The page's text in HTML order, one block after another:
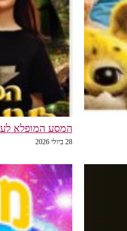
המסע המופלא
28 ביולי 2026